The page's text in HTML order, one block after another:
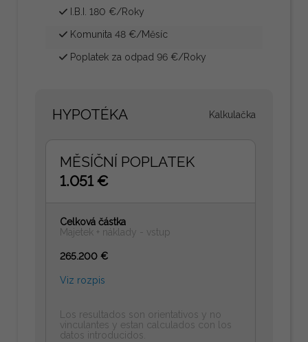
I.B.I. 180 €/Roky
Komunita 48 €/Měsíc
Poplatek za odpad 96 €/Roky
HYPOTÉKA Kalkulačka
MĚSÍČNÍ POPLATEK
1.051 €
Celková částka
Majetek + náklady - vstup
265.200 €
Viz rozpis
Los resultados son orientativos y no
vinculantes y estan calculados con los
datos introducidos.